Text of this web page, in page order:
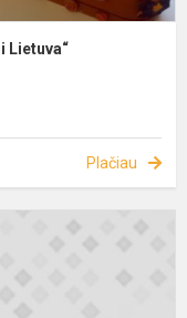
Lietuva“
Plačiau